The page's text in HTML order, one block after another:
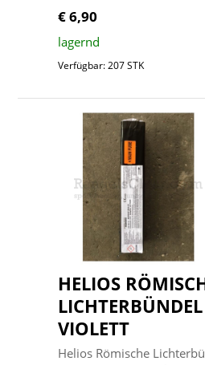
€ 6,90
lagernd
Verfügbar: 207 STK
HELIOS
VIOLETT
Helios Römische